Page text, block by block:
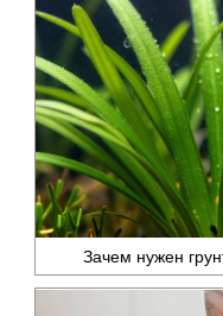
Зачем нужен